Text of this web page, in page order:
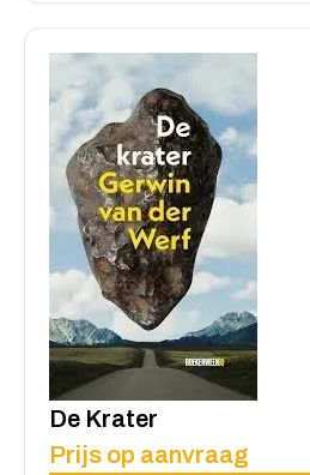
De Krater
Prijs op aanvraag